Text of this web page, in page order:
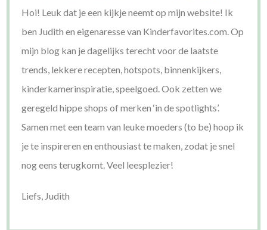
Hoi! Leuk dat je een kijkje neemt op mijn website! Ik
ben Judith en eigenaresse van Kinderfavorites.com. Op
mijn blog kan je dagelijks terecht voor de laatste
trends, lekkere recepten, hotspots, binnenkijkers,
kinderkamerinspiratie, speelgoed. Ook zetten we
geregeld hippe shops of merken ‘in de spotlights’.
Samen met een team van leuke moeders (to be) hoop ik
je te inspireren en enthousiast te maken, zodat je snel
nog eens terugkomt. Veel leesplezier!
Liefs, Judith